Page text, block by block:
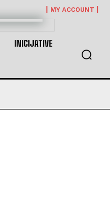
MY ACCOUNT
INICIJATIVE